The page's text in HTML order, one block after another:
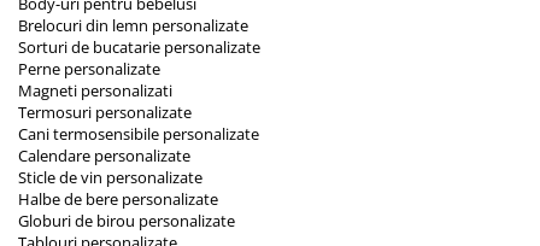
Brelocuri din lemn personalizate
Sorturi de bucatarie personalizate
Perne personalizate
Magneti personalizati
Termosuri personalizate
Cani termosensibile personalizate
Calendare personalizate
Sticle de vin personalizate
Halbe de bere personalizate
Globuri de birou personalizate